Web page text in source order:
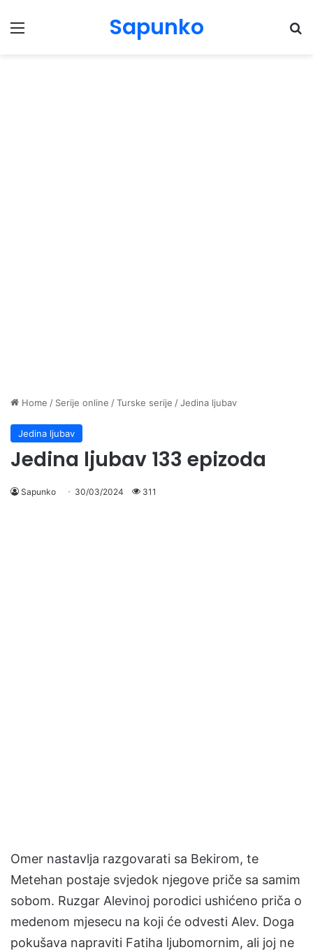
Menu Sapunko
Home / Serije online /Turske serije /Jedina ljubav
Jedina ljubav
Jedina ljubav 133 epizoda
Sapunko 30/03/2024 311
Omer nastavlja razgovarati sa Bekirom, te
Metehan postaje svjedok njegove priče sa samim
sobom. Ruzgar Alevinoj porodici ushićeno priča o
medenom mjesecu na koji će odvesti Alev. Doga
pokušava napraviti Fatiha ljubomornim, ali joj ne